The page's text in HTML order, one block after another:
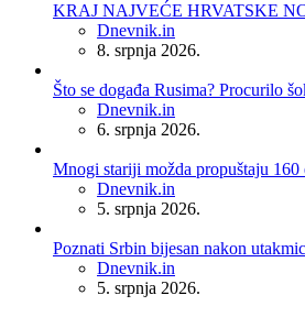
KRAJ NAJVEĆE HRVATSKE
Posted
Dnevnik.in
8. srpnja 2026.
Što se događa Rusima? Procurilo
Posted
Dnevnik.in
6. srpnja 2026.
Mnogi stariji možda propuštaju
Posted
Dnevnik.in
5. srpnja 2026.
Poznati Srbin bijesan nakon
Posted
Dnevnik.in
5. srpnja 2026.